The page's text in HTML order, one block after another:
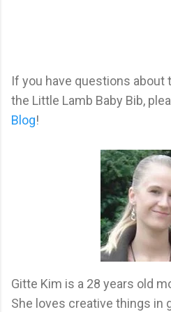
If you have questions about
the Little Lamb Baby Bib,
Blog!
Gitte Kim is a 28 years old
She loves creative things in